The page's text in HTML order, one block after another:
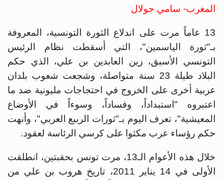
المغرب- سامي جولال
13 عاماً مرت على اندلاع الثورة التونسية، المعروفة
بـ"ثورة الياسمين"، التي أسقطت نظام الرئيس
التونسي الأسبق، زين العابدين بن علي، الذي حكم
البلاد طيلة 23 سنة متواصلة، وشجعت شعوب بلدان
عربية أخرى على الخروج في احتجاجات مليونية ضد ما
اعتبروه "استبداداً، وفساداً، وسوءاً في الأوضاع
المعيشية"، تعرف اليوم بـ"ثورات الربيع العربي"، وأنهت
حكم رؤساء عرب مكثوا على كرسي الرئاسة لعقود.
خلال هذه الأعوام الـ13، مرت تونس بحقبتين، انطلقت
الأولى في 14 يناير 2011، تاريخ هروب بن علي من